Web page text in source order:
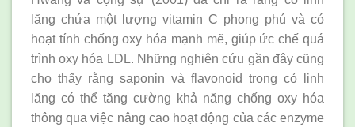
lăng chứa một lượng vitamin C phong phú và có
hoạt tính chống oxy hóa mạnh mẽ, giúp ức chế quá
trình oxy hóa LDL. Những nghiên cứu gần đây cũng
cho thấy rằng saponin và flavonoid trong cỏ linh
lăng có thể tăng cường khả năng chống oxy hóa
thông qua việc nâng cao hoạt động của các enzyme